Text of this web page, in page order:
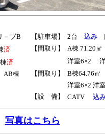
－ブB 【駐車場】 2台 込み
済 【間取り】
A棟 71.20㎡
済
洋室6×2
棟 【間取り】
B棟64.76㎡
洋室6×2 洋
【設 備】 CATV 込
写真はこちら